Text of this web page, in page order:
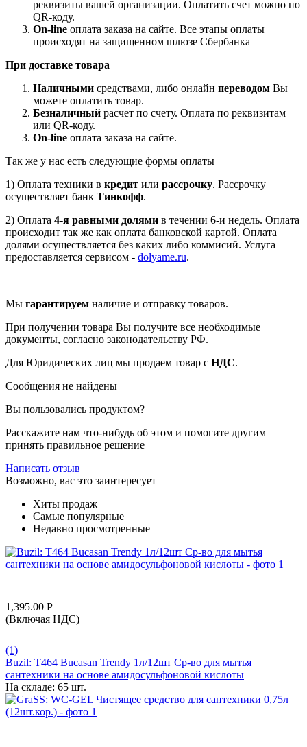
реквизиты вашей организации. Оплатить счет можно по
QR-коду.
On-line оплата заказа на сайте. Все этапы оплаты
происходят на защищенном шлюзе Сбербанка
При доставке товара
Наличными средствами, либо онлайн переводом Вы
можете оплатить товар.
Безналичный расчет по счету. Оплата по реквизитам
или QR-коду.
On-line оплата заказа на сайте.
Так же у нас есть следующие формы оплаты
1) Оплата техники в кредит или рассрочку. Рассрочку
осуществляет банк Тинкофф.
2) Оплата 4-я равными долями в течении 6-и недель. Оплата
происходит так же как оплата банковской картой. Оплата
долями осуществляется без каких либо коммисий. Услуга
предоставляется сервисом - dolyame.ru.
Мы гарантируем наличие и отправку товаров.
При получении товара Вы получите все необходимые
документы, согласно законодательству РФ.
Для Юридических лиц мы продаем товар с НДС.
Сообщения не найдены
Вы пользовались продуктом?
Расскажите нам что-нибудь об этом и помогите другим
принять правильное решение
Написать отзыв
Возможно, вас это заинтересует
Хиты продаж
Самые популярные
Недавно просмотренные
1,395.00 Р
(Включая НДС)
(1)
Buzil: T464 Bucasan Trendy 1л/12шт Ср-во для мытья
сантехники на основе амидосульфоновой кислоты
На складе: 65 шт.